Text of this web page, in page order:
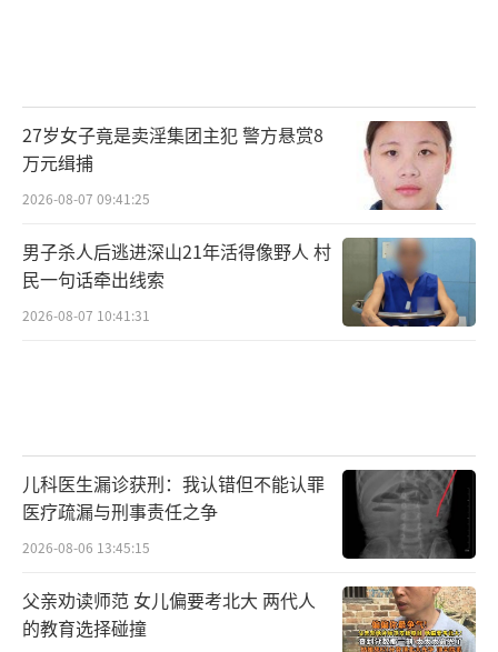
27岁女子竟是卖淫集团主犯 警方悬赏8
万元缉捕
2026-08-07 09:41:25
男子杀人后逃进深山21年活得像野人 村
民一句话牵出线索
2026-08-07 10:41:31
儿科医生漏诊获刑：我认错但不能认罪
医疗疏漏与刑事责任之争
2026-08-06 13:45:15
父亲劝读师范 女儿偏要考北大 两代人
的教育选择碰撞